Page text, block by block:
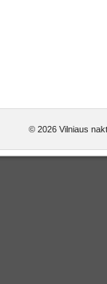
© 2026 Vilniaus